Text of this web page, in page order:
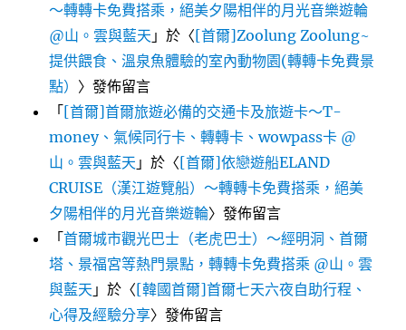
～轉轉卡免費搭乘，絕美夕陽相伴的月光音樂遊輪
@山。雲與藍天 」於〈[首爾]Zoolung Zoolung~
提供餵食、溫泉魚體驗的室內動物園(轉轉卡免費景
點） 〉發佈留言
「[首爾]首爾旅遊必備的交通卡及旅遊卡～T-
money、氣候同行卡、轉轉卡、wowpass卡 @
山。雲與藍天 」於〈[首爾]依戀遊船ELAND
CRUISE（漢江遊覽船）～轉轉卡免費搭乘，絕美
夕陽相伴的月光音樂遊輪〉發佈留言
「首爾城市觀光巴士（老虎巴士）～經明洞、首爾
塔、景福宮等熱門景點，轉轉卡免費搭乘 @山。雲
與藍天 」於〈[韓國首爾]首爾七天六夜自助行程、
心得及經驗分享〉發佈留言